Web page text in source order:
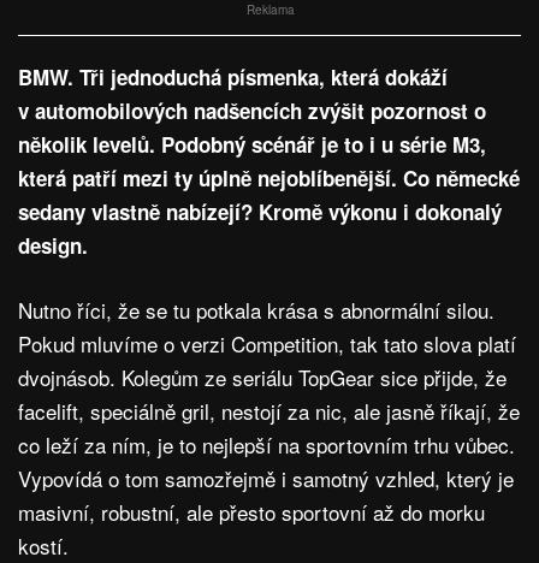
Reklama
BMW. Tři jednoduchá písmenka, která dokáží
v automobilových nadšencích zvýšit pozornost o
několik levelů. Podobný scénář je to i u série M3,
která patří mezi ty úplně nejoblíbenější. Co německé
sedany vlastně nabízejí? Kromě výkonu i dokonalý
design.
Nutno říci, že se tu potkala krása s abnormální silou.
Pokud mluvíme o verzi Competition, tak tato slova platí
dvojnásob. Kolegům ze seriálu TopGear sice přijde, že
facelift, speciálně gril, nestojí za nic, ale jasně říkají, že
co leží za ním, je to nejlepší na sportovním trhu vůbec.
Vypovídá o tom samozřejmě i samotný vzhled, který je
masivní, robustní, ale přesto sportovní až do morku
kostí.